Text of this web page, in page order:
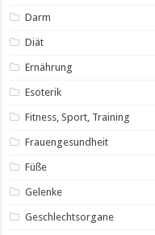
Darm
Diät
Ernährung
Esoterik
Fitness, Sport, Training
Frauengesundheit
Füße
Gelenke
Geschlechtsorgane